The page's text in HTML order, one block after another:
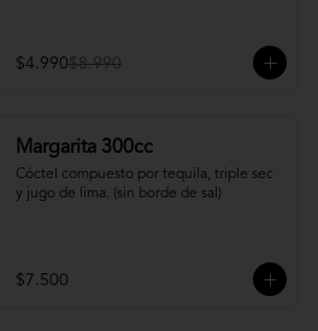
$4.990$8.990
Margarita 300cc
Cóctel compuesto por tequila, triple sec
y jugo de lima. (sin borde de sal)
$7.500